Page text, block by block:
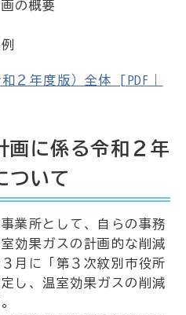
の概要
２年度版）全体 [PDF｜
画に係る令和２年
ついて
業所として、自らの事務
効果ガスの計画的な削減
月に「第３次紋別市役所
し、温室効果ガスの削減